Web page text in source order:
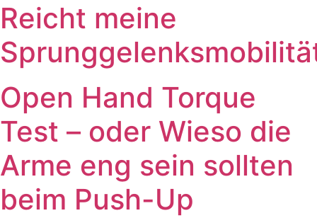
Reicht meine
Open Hand Torque
Test – oder Wieso die
Arme eng sein sollten
beim Push-Up